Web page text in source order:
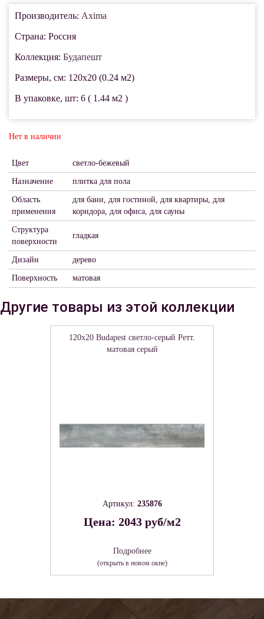
Производитель: Axima
Страна: Россия
Коллекция: Будапешт
Размеры, см: 120x20 (0.24 м2)
В упаковке, шт: 6 ( 1.44 м2 )
Нет в наличии
Цвет светло-бежевый
Назначение плитка для пола
Область
применения
для бани, для гостиной, для квартиры, для
коридора, для офиса, для сауны
Структура
поверхности
гладкая
Дизайн дерево
Поверхность матовая
Другие товары из этой коллекции
120x20 Budapest светло-серый Ретт.
матовая серый
Артикул: 235876
Цена: 2043 руб/м2
Подробнее
(открыть в новом окне)